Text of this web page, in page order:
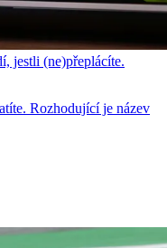
jestli (ne)přeplácíte.
Rozhodující je název